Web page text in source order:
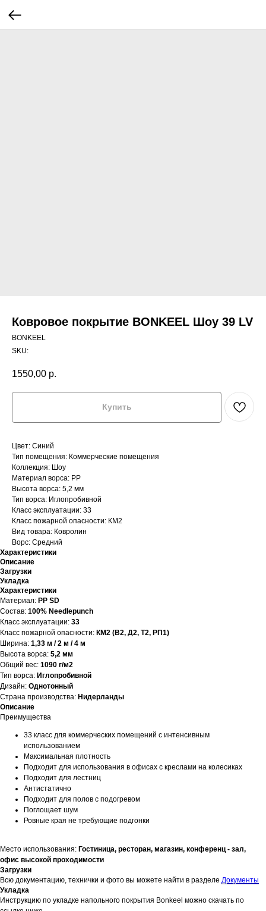
Ковровое покрытие BONKEEL Шоу 39 LV
BONKEEL
SKU:
1550,00 р.
Купить
Цвет: Синий
Тип помещения: Коммерческие помещения
Коллекция: Шоу
Материал ворса: PP
Высота ворса: 5,2 мм
Тип ворса: Иглопробивной
Класс эксплуатации: 33
Класс пожарной опасности: КМ2
Вид товара: Ковролин
Ворс: Средний
Характеристики
Описание
Загрузки
Укладка
Характеристики
Материал: PP SD
Состав: 100% Needlepunch
Класс эксплуатации: 33
Класс пожарной опасности: КМ2 (В2, Д2, Т2, РП1)
Ширина: 1,33 м / 2 м / 4 м
Высота ворса: 5,2 мм
Общий вес: 1090 г/м2
Тип ворса: Иглопробивной
Дизайн: Однотонный
Страна производства: Нидерланды
Описание
Преимущества
33 класс для коммерческих помещений с интенсивным
использованием
Максимальная плотность
Подходит для использования в офисах с креслами на колесиках
Подходит для лестниц
Антистатично
Подходит для полов с подогревом
Поглощает шум
Ровные края не требующие подгонки
Место использования: Гостиница, ресторан, магазин, конференц - зал,
офис высокой проходимости
Загрузки
Всю документацию, технички и фото вы можете найти в разделе Документы
Укладка
Инструкцию по укладке напольного покрытия Bonkeel можно скачать по